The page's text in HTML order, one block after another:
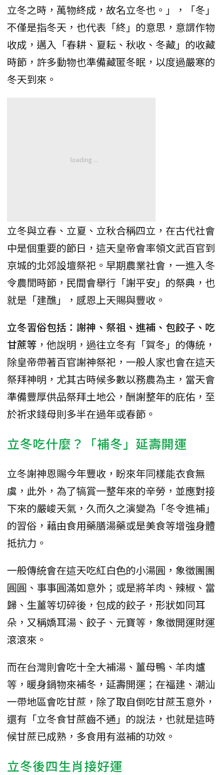
立冬之時，萬物終成，故名立冬也。」，「冬」
不僅是指冬天，也代表「終」的意思，意謂作物
收成，邁入「春耕、夏耘、秋收、冬藏」的收藏
時節，許多動物也準備藏匿冬眠，以度過嚴寒的
冬天到來。
立冬與立春、立夏、立秋合稱四立，在古代社會
中是個重要的節日，這天皇帝會率領文武百官到
京城的北郊設壇祭祀。早期農業社會，一進入冬
令農閒時節，民間會舉行「謝平安」的祭典，也
就是「建醮」，感恩上天賜與豐收。
立冬習俗包括：謝神、祭祖、進補、包餃子、吃
甘蔗等 ，他說明，過往立冬有「賀冬」的傳統，
除皇帝帶著百官謝神祭祀，一般人家也會在這天
祭拜神明，尤其古時候多數以務農為主，當天會
準備豐厚供品祭拜土地公，酬謝整年的庇佑，至
於祈求錢母則多半在過年或春節。
立冬吃什麼？「補冬」延壽開運
立冬謝神恩賜今年豐收，盼來年同樣能衣食無
虞，此外，為了犒賞一整年來的辛勞，並應對接
下來的嚴峻天氣，久而久之演變為「冬令進補」
的習俗，藉由食用藥膳湯藥或是美食等增強身體
抵抗力。
一般傳統會在這天吃紅白色的小湯圓，象徵團團
圓圓、事事圓滿如意外；或是將羊肉、辣椒、當
歸、生薑等切碎後，包成的餃子，形狀如同耳
朵，又稱嬌耳湯、餃子、元寶等，象徵開運財運
滾滾來。
而在台灣則會吃十全大補湯、薑母鴨、羊肉爐
等，暖身鍋物來補冬，延壽開運；在福建、潮汕
一帶地區會吃甘蔗，除了取自倒吃甘蔗玉意外，
還有「立冬食甘蔗齒不通」的說法，也就是這時
候甘蔗已成熟，多食用有滋補的功效。
立冬後四生肖接好運